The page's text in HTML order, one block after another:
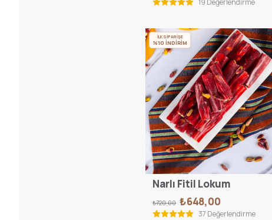
19 Değerlendirme
İLK SİPARİŞE
%10 İNDİRİM
Narlı Fitil Lokum
₺720,00 ₺648,00
37 Değerlendirme